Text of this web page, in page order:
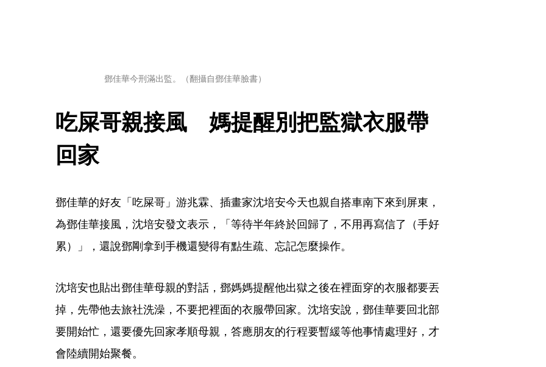
鄧佳華今刑滿出監。（翻攝自鄧佳華臉書）
吃屎哥親接風　媽提醒別把監獄衣服帶
回家
鄧佳華的好友「吃屎哥」游兆霖、插畫家沈培安今天也親自搭車南下來到屏東，
為鄧佳華接風，沈培安發文表示，「等待半年終於回歸了，不用再寫信了（手好
累）」，還說鄧剛拿到手機還變得有點生疏、忘記怎麼操作。
沈培安也貼出鄧佳華母親的對話，鄧媽媽提醒他出獄之後在裡面穿的衣服都要丟
掉，先帶他去旅社洗澡，不要把裡面的衣服帶回家。沈培安說，鄧佳華要回北部
要開始忙，還要優先回家孝順母親，答應朋友的行程要暫緩等他事情處理好，才
會陸續開始聚餐。